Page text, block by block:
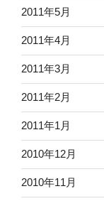
2011年5月
2011年4月
2011年3月
2011年2月
2011年1月
2010年12月
2010年11月